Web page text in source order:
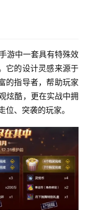
游中一套具有特殊效
它的设计灵感来源于
的指导者，帮助玩家
炫酷，更在实战中拥
、突袭的玩家。